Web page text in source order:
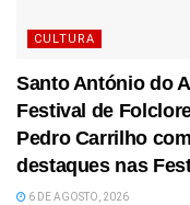
CULTURA
Santo António do
Festival de
Pedro Carrilho
destaques nas
6 DE AGOSTO, 2026